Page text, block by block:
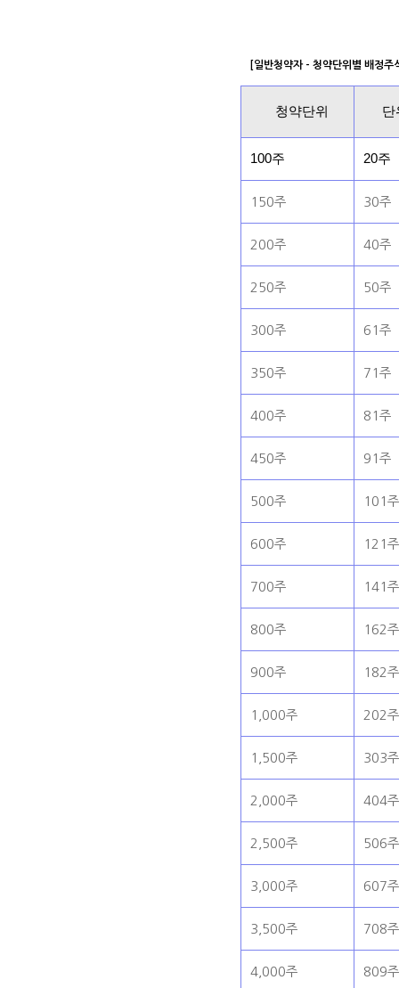
[일반청약자 - 청약단위별 배정주
청약단위 단
100주 20주
150주 30주
200주 40주
250주 50주
300주 61주
350주 71주
400주 81주
450주 91주
500주 101주
600주 121주
700주 141주
800주 162주
900주 182주
1,000주 202주
1,500주 303주
2,000주 404주
2,500주 506주
3,000주 607주
3,500주 708주
4,000주 809주